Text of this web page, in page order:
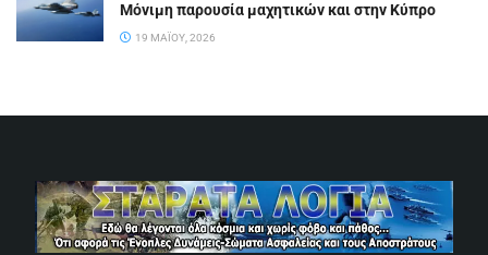
Μόνιμη παρουσία μαχητικών και στην Κύπρο
19 ΜΑΪ́ΟΥ, 2026